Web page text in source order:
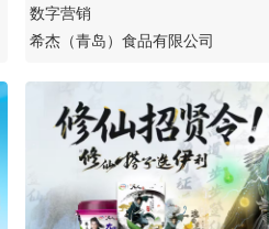
数字营销
希杰（青岛）食品有限公司